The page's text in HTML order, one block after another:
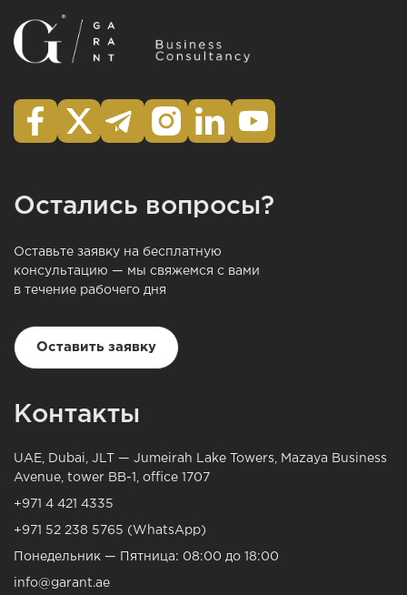
Остались вопросы?
Оставьте заявку на бесплатную
консультацию — мы свяжемся с вами
в течение рабочего дня
Оставить заявку
Контакты
UAE, Dubai, JLT — Jumeirah Lake Towers, Mazaya Business
Avenue, tower BB-1, office 1707
+971 4 421 4335
+971 52 238 5765 (WhatsApp)
Понедельник — Пятница: 08:00 до 18:00
info@garant.ae